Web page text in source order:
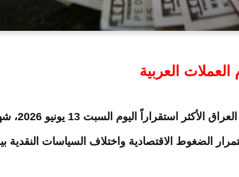
العربية
الدولار يواصل
الضغوط الاقتصادية واختلاف السياسات النقدية